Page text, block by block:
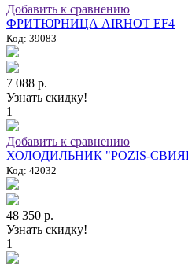
Добавить к сравнению
ФРИТЮРНИЦА AIRHOT EF4
Код: 39083
7 088 р.
Узнать скидку!
1
Добавить к сравнению
ХОЛОДИЛЬНИК "POZIS-
Код: 42032
48 350 р.
Узнать скидку!
1